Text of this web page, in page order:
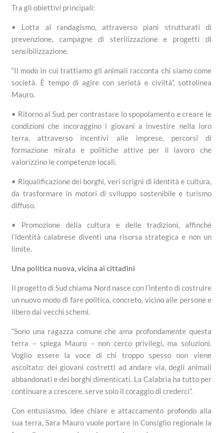
Tra gli obiettivi principali:
• Lotta al randagismo, attraverso piani strutturati di
prevenzione, campagne di sterilizzazione e progetti di
sensibilizzazione.
“Il modo in cui trattiamo gli animali racconta chi siamo come
società. È tempo di agire con serietà e civiltà”, sottolinea
Mauro.
• Ritorno al Sud, per contrastare lo spopolamento e creare le
condizioni che incoraggino i giovani a investire nella loro
terra, attraverso incentivi alle imprese, percorsi di
formazione mirata e politiche attive per il lavoro che
valorizzino le competenze locali.
• Riqualificazione dei borghi, veri scrigni di identità e cultura,
da trasformare in motori di sviluppo sostenibile e turismo
diffuso.
• Promozione della cultura e delle tradizioni, affinché
l’identità calabrese diventi una risorsa strategica e non un
limite.
Una politica nuova, vicina ai cittadini
Il progetto di Sud chiama Nord nasce con l’intento di costruire
un nuovo modo di fare politica, concreto, vicino alle persone e
libero dai vecchi schemi.
“Sono una ragazza comune che ama profondamente questa
terra – spiega Mauro – non cerco privilegi, ma soluzioni.
Voglio essere la voce di chi troppo spesso non viene
ascoltato: dei giovani costretti ad andare via, degli animali
abbandonati e dei borghi dimenticati. La Calabria ha tutto per
continuare a crescere, serve solo il coraggio di crederci”.
Con entusiasmo, idee chiare e attaccamento profondo alla
sua terra, Sara Mauro vuole portare in Consiglio regionale la